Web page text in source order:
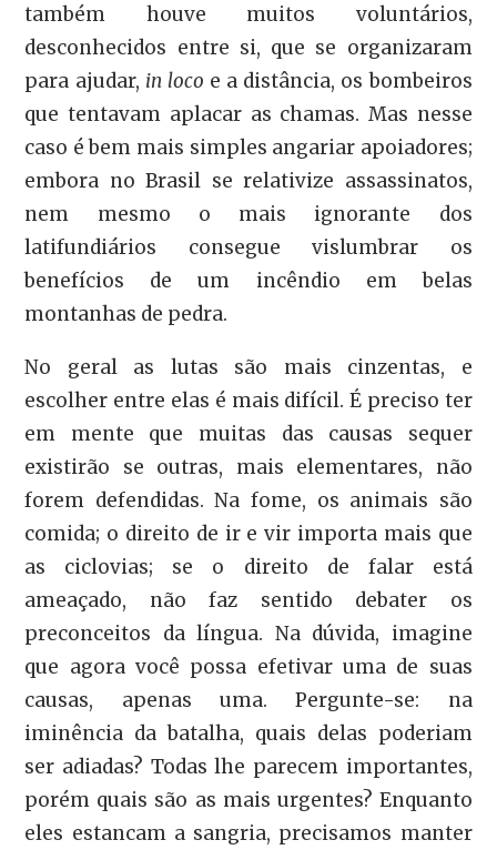
também houve muitos voluntários,
desconhecidos entre si, que se organizaram
para ajudar, in loco e a distância, os bombeiros
que tentavam aplacar as chamas. Mas nesse
caso é bem mais simples angariar apoiadores;
embora no Brasil se relativize assassinatos,
nem mesmo o mais ignorante dos
latifundiários consegue vislumbrar os
benefícios de um incêndio em belas
montanhas de pedra.
No geral as lutas são mais cinzentas, e
escolher entre elas é mais difícil. É preciso ter
em mente que muitas das causas sequer
existirão se outras, mais elementares, não
forem defendidas. Na fome, os animais são
comida; o direito de ir e vir importa mais que
as ciclovias; se o direito de falar está
ameaçado, não faz sentido debater os
preconceitos da língua. Na dúvida, imagine
que agora você possa efetivar uma de suas
causas, apenas uma. Pergunte-se: na
iminência da batalha, quais delas poderiam
ser adiadas? Todas lhe parecem importantes,
porém quais são as mais urgentes? Enquanto
eles estancam a sangria, precisamos manter